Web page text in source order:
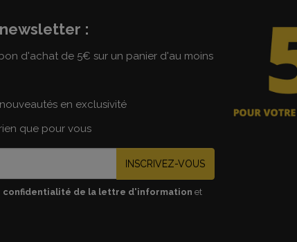
:
d'achat de 5€ sur un panier d'au moins
en exclusivité
que pour vous
INSCRIVEZ-VOUS
confidentialité de la lettre d'information et